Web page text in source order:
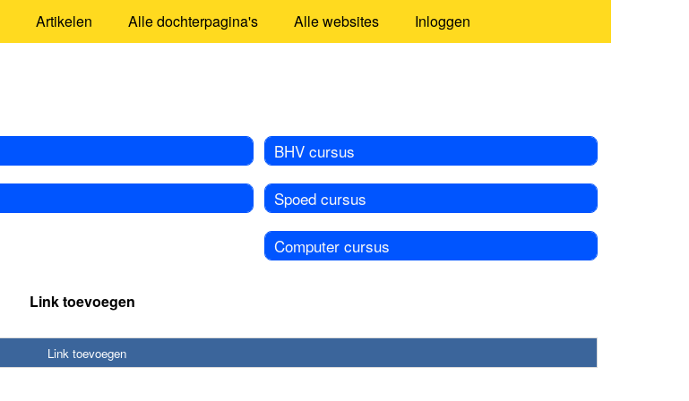
Artikelen Alle dochterpagina's Alle websites Inloggen
BHV cursus
Spoed cursus
Computer cursus
Link toevoegen
Link toevoegen